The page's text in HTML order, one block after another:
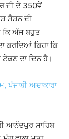
ਜੀ ਦੇ 350ਵੇਂ
ਸੈਸ਼ਨ ਦੀ
ਕਿ ਅੱਜ ਬਹੁਤ
ਕਰਦਿਆਂ ਕਿਹਾ ਕਿ
ਟੇਕਣ ਦਾ ਦਿਨ ਹੈ।
ਪੰਜਾਬੀ ਅਦਾਕਾਰਾ
ਆਨੰਦਪੁਰ ਸਾਹਿਬ